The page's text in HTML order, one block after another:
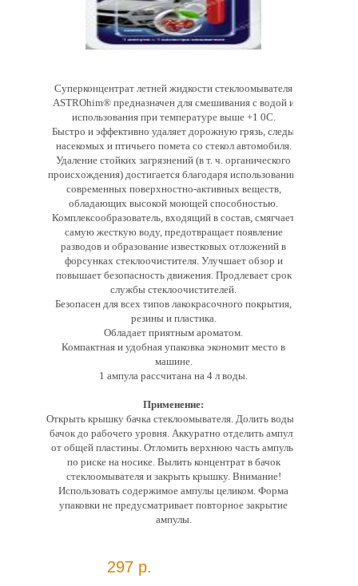
Cуперконцентрат летней жидкости стеклоомывателя
ASTROhim® предназначен для смешивания с водой и
использования при температуре выше +1 0С.
Быстро и эффективно удаляет дорожную грязь, следы
насекомых и птичьего помета со стекол автомобиля.
Удаление стойких загрязнений (в т. ч. органического
происхождения) достигается благодаря использованию
современных поверхностно-активных веществ,
обладающих высокой моющей способностью.
Комплексообразователь, входящий в состав, смягчает
самую жесткую воду, предотвращает появление
разводов и образование известковых отложений в
форсунках стеклоочистителя. Улучшает обзор и
повышает безопасность движения. Продлевает срок
службы стеклоочистителей.
Безопасен для всех типов лакокрасочного покрытия,
резины и пластика.
Обладает приятным ароматом.
Компактная и удобная упаковка экономит место в
машине.
1 ампула рассчитана на 4 л воды.
Применение:
Открыть крышку бачка стеклоомывателя. Долить воды в
бачок до рабочего уровня. Аккуратно отделить ампулу
от общей пластины. Отломить верхнюю часть ампулы
по риске на носике. Вылить концентрат в бачок
стеклоомывателя и закрыть крышку. Внимание!
Использовать содержимое ампулы целиком. Форма
упаковки не предусматривает повторное закрытие
ампулы.
297 р.